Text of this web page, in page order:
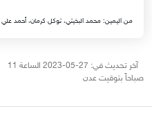
من اليمين: محمد البخيتي، توكل كرمان، أحمد علي
آخر تحديث في: 27-05-2023 الساعة 11
صباحاً بتوقيت عدن